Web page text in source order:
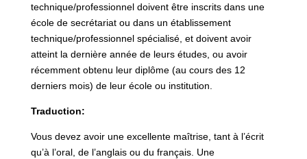
technique/professionnel doivent être inscrits dans une
école de secrétariat ou dans un établissement
technique/professionnel spécialisé, et doivent avoir
atteint la dernière année de leurs études, ou avoir
récemment obtenu leur diplôme (au cours des 12
derniers mois) de leur école ou institution.
Traduction:
Vous devez avoir une excellente maîtrise, tant à l’écrit
qu’à l’oral, de l’anglais ou du français. Une